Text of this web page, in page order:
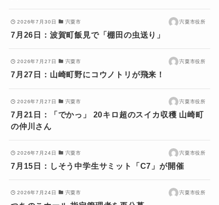
2026年7月30日 宍粟市 宍粟市役所
7月26日：波賀町飯見で「棚田の虫送り」
2026年7月27日 宍粟市 宍粟市役所
7月27日：山崎町野にコウノトリが飛来！
2026年7月27日 宍粟市 宍粟市役所
7月21日：「でかっ」 20キロ超のスイカ収穫 山崎町
の仲川さん
2026年7月24日 宍粟市 宍粟市役所
7月15日：しそう中学生サミット「C7」が開催
2026年7月24日 宍粟市 宍粟市役所